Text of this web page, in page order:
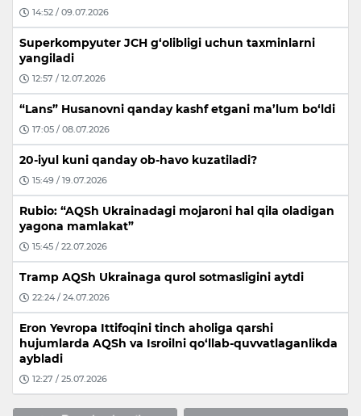
14:52 / 09.07.2026
Superkompyuter JCH g‘olibligi uchun taxminlarni
yangiladi
12:57 / 12.07.2026
“Lans” Husanovni qanday kashf etgani ma’lum bo‘ldi
17:05 / 08.07.2026
20-iyul kuni qanday ob-havo kuzatiladi?
15:49 / 19.07.2026
Rubio: “AQSh Ukrainadagi mojaroni hal qila oladigan
yagona mamlakat”
15:45 / 22.07.2026
Tramp AQSh Ukrainaga qurol sotmasligini aytdi
22:24 / 24.07.2026
Eron Yevropa Ittifoqini tinch aholiga qarshi
hujumlarda AQSh va Isroilni qo‘llab-quvvatlaganlikda
aybladi
12:27 / 25.07.2026